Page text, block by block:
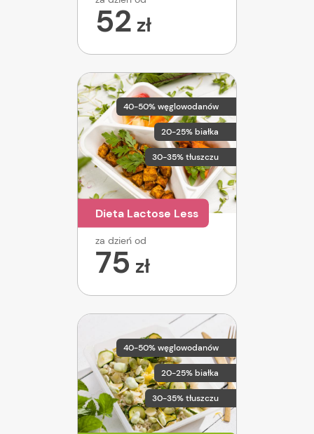
52 zł
40-50% węglowodanów
20-25% białka
30-35% tłuszczu
Dieta Lactose Less
za dzień od
75 zł
40-50% węglowodanów
20-25% białka
30-35% tłuszczu